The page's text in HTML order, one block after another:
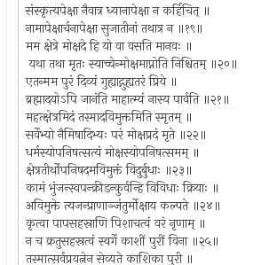
संस्कृत्यपेक्षा नैवात्र ध्यानापेक्षा न कर्हिचित् ॥
नामापेक्षार्चनापेक्षा सुजातीनां तथात्र न ॥१९॥
मम क्षेत्रे मोक्षदे हि यो वा वसति मानवः ॥
यथा तथा मृतः स्याच्चेन्मोक्षमाप्नोति निश्चितम् ॥२०॥
एतन्मम पुरं दिव्यं गुह्याद्गुह्यतरं प्रिये ॥
ब्रह्मादयोऽपि जानंति माहात्म्यं नास्य पार्वति ॥२१॥
महत्क्षेत्रमिदं तस्मादविमुक्तमिति स्मृतम् ॥
सर्वेभ्यो नैमिषादिभ्यः परं मोक्षप्रदं मृते ॥२२॥
धर्मस्योपनिषत्सत्यं मोक्षस्योपनिषत्समम् ॥
क्षेत्रतीर्थोपनिषदमविमुक्तं विदुर्बुधाः ॥२३॥
कामं भुंजन्स्वपन्क्रीडन्कुर्वन्हि विविधाः क्रियाः ॥
अविमुक्ते त्यजन्प्राणाञ्जंतुर्मोक्षाय कल्पते ॥२४॥
कृत्वा पापसहस्राणि पिशाचत्वं वरं नृणाम् ॥
न च क्रतुसहस्रत्वं स्वर्गे काशीं पुरीं विना ॥२५॥
तस्मात्सर्वप्रयत्नेन सेव्यते काशिका पुरी ॥